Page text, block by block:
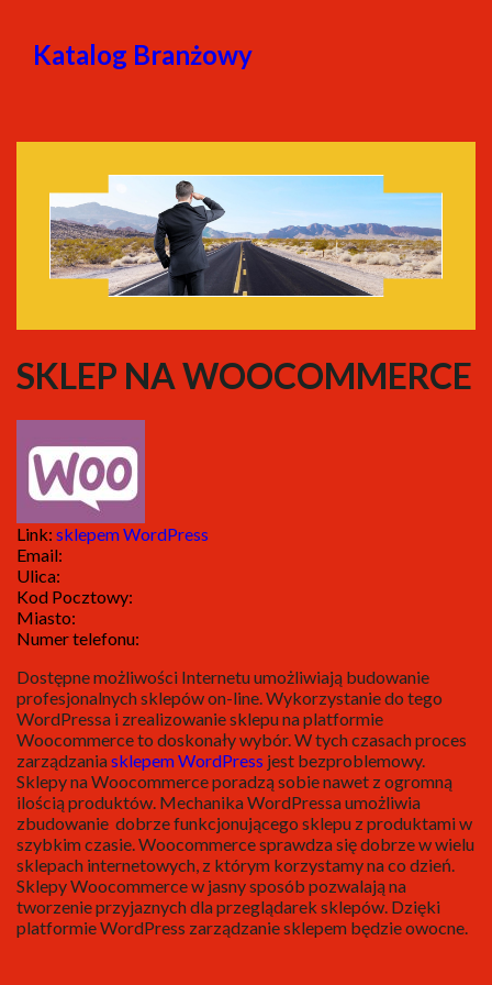
Katalog Branżowy
SKLEP NA WOOCOMMERCE
Link: sklepem WordPress
Email:
Ulica:
Kod Pocztowy:
Miasto:
Numer telefonu:
Dostępne możliwości Internetu umożliwiają budowanie
profesjonalnych sklepów on-line. Wykorzystanie do tego
WordPressa i zrealizowanie sklepu na platformie
Woocommerce to doskonały wybór. W tych czasach proces
zarządzaniasklepem WordPress jest bezproblemowy.
Sklepy na Woocommerce poradzą sobie nawet z ogromną
ilością produktów. Mechanika WordPressa umożliwia
zbudowanie dobrze funkcjonującego sklepu z produktami w
szybkim czasie. Woocommerce sprawdza się dobrze w wielu
sklepach internetowych, z którym korzystamy na co dzień.
Sklepy Woocommerce w jasny sposób pozwalają na
tworzenie przyjaznych dla przeglądarek sklepów. Dzięki
platformie WordPress zarządzanie sklepem będzie owocne.